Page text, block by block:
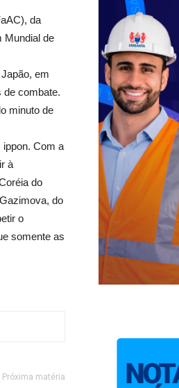
da
Mundial de
em
de combate.
minuto de
Com a
à
do
do
o
somente as
Próxima matéria